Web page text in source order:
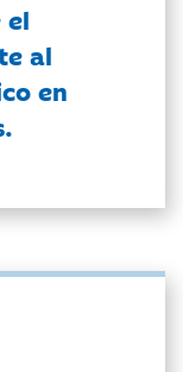
el
al
en